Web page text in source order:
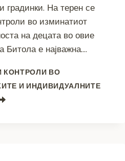
градинки. На терен се
во изминатиот
на децата во овие
Битола е најважна….
КОНТРОЛИ ВО
И ИНДИВИДУАЛНИТЕ